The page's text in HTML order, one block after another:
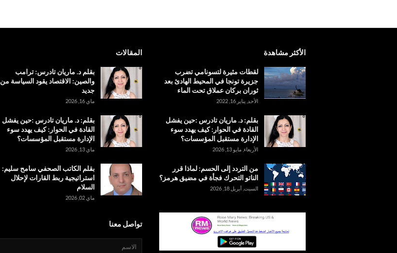
الأكثر مشاهدة
لقطات مثيرة لتسونامي تضرب
جزيرة تونجا في المحيط الهادئ بعد
ثوران بركان عملاق تحت الماء
الأحد, يناير 16, 2022
بقلم: د. ماريان تادرس :حين يفشل
القادة في الحوار: كيف يهدد سوء
الإدارة مستقبل المؤسسات؟
الأربعاء, مايو 13, 2026
من التردد إلى الحسم: لماذا قرر
الناتو التحرك فجأة في مضيق هرمز؟
السبت, أبريل 18, 2026
المقالات
بقلم د. ماريان تادرس: ترامب
والصين: الاقتصاد يقود السياسة من
جديد
ماي 16, 2026
بقلم: د. ماريان تادرس :حين يفشل
القادة في الحوار: كيف يهدد سوء
الإدارة مستقبل المؤسسات؟
ماي 13, 2026
بقلم الكاتب الصحفي سامح سليم:
استراتيجية ربط القارات لإحلال
السلام
ماي 02, 2026
تواصل معنا